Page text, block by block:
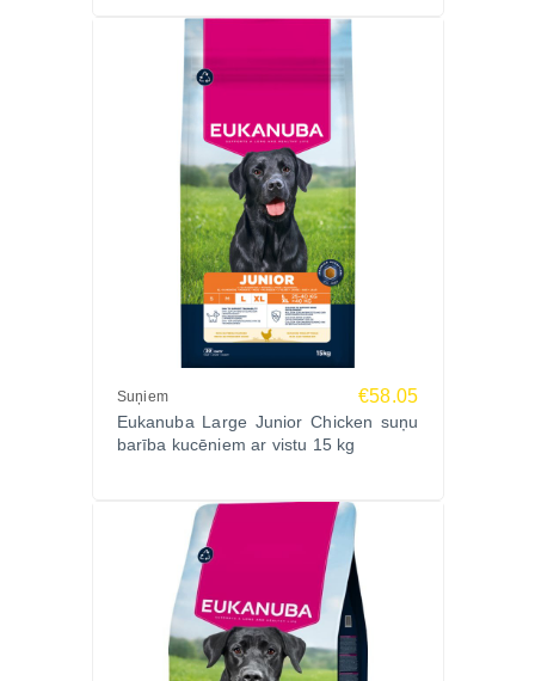
No kāda vecuma drīkst lietot?
Paredzēta kucēniem no 1 līdz 12 mēnešu vecumam.
Vai barība ir pilnvērtīga ikdienas lietošanai?
Jā, tā ir 100% sabalansēta pilnvērtīga sausā barība.
Vai granulas palīdz zobu veselībai?
Jā, DentaDefense sistēma palīdz samazināt
aplikumu veidošanos.
Pasūti EUKANUBA DOG PUPPY S/M LAMB &
RICE 3kg Zoopasaule.lv
Izvēlies saudzīgu, zinātniski pamatotu un drošu
uzturu, kas palīdz tavam kucēnam augt veselam un
Pasūti tagad Zoopasaule.lv – ātra piegāde visā
Suņiem €58.05
Eukanuba Large Junior Chicken suņu
barība kucēniem ar vistu 15 kg